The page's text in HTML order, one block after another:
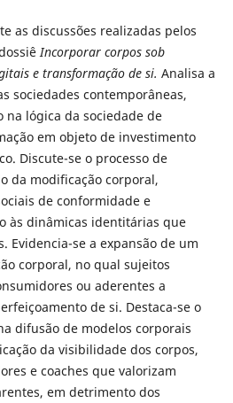
as discussões realizadas pelos
Incorporar corpos sob
e transformação de si. Analisa a
sociedades contemporâneas,
na lógica da sociedade de
em objeto de investimento
Discute-se o processo de
da modificação corporal,
de conformidade e
às dinâmicas identitárias que
Evidencia-se a expansão de um
corporal, no qual sujeitos
ou aderentes a
de si. Destaca-se o
difusão de modelos corporais
da visibilidade dos corpos,
e coaches que valorizam
em detrimento dos